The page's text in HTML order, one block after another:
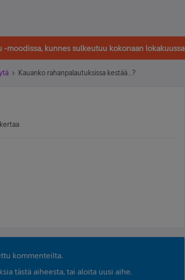
-moodissa, kunnes sulkeutuu kokonaan lokakuussa
Kauanko rahanpalautuksissa kestää...?
kommenteilta.
tästä aiheesta, tai aloita uusi aihe.